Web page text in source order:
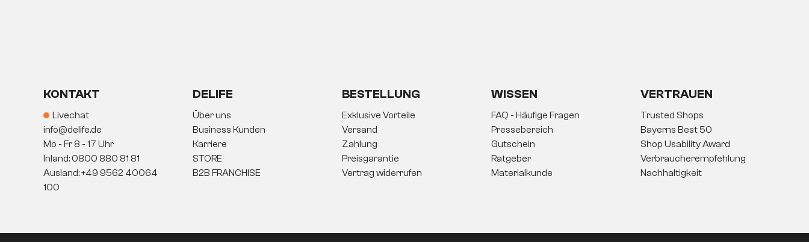
Wie pflegt man Dekor Oberflächen
KONTAKT
Livechat
info@delife.de
Mo - Fr 8 - 17 Uhr
Inland: 0800 880 81 81
Ausland: +49 9562 40064
100
DELIFE
Über uns
Business Kunden
Karriere
STORE
B2B FRANCHISE
BESTELLUNG
Exklusive Vorteile
Versand
Zahlung
Preisgarantie
Vertrag widerrufen
WISSEN
FAQ - Häufige Fragen
Pressebereich
Gutschein
Ratgeber
Materialkunde
VERTRAUEN
Trusted Shops
Bayerns Best 50
Shop Usability Award
Verbraucherempfehlung
Nachhaltigkeit